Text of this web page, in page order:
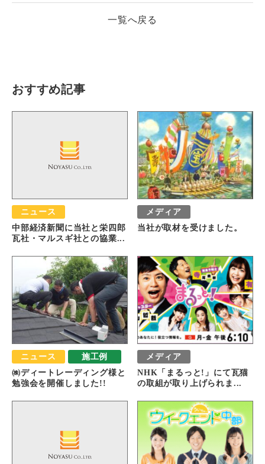
一覧へ戻る
おすすめ記事
ニュース
中部経済新聞に当社と栄四郎
瓦社・マルスギ社との協業...
メディア
当社が取材を受けました。
ニュース 施工例
㈱ディートレーディング様と
勉強会を開催しました!!
メディア
NHK「まるっと!」にて瓦猫
の取組が取り上げられま...